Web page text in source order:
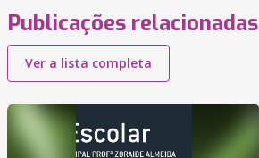
Publicações relacionadas
Ver a lista completa